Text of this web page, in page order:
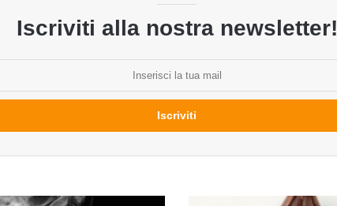
Iscriviti alla nostra newsletter!